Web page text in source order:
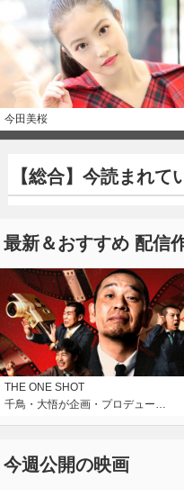
今田美桜
【総合】今読まれて
最新＆おすすめ 配信
THE ONE SHOT
千鳥・大悟が企画・プロデュー…
今週公開の映画